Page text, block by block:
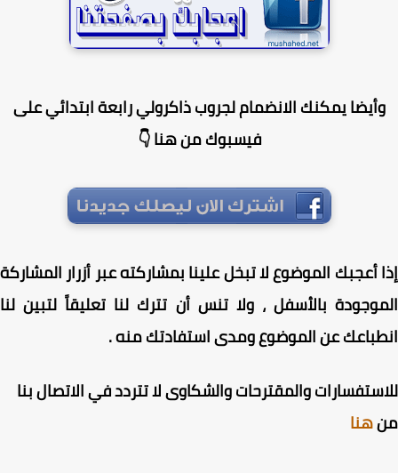
يمكنك الانضمام لجروب ذاكرولي رابعة ابتدائي على
فيسبوك من هنا 👇
أعجبك الموضوع لا تبخل علينا بمشاركته عبر أزرار المشاركة
بالأسفل ، ولا تنس أن تترك لنا تعليقاً لتبين لنا
عن الموضوع ومدى استفادتك منه .
والمقترحات والشكاوى لا تتردد في الاتصال بنا
هنا